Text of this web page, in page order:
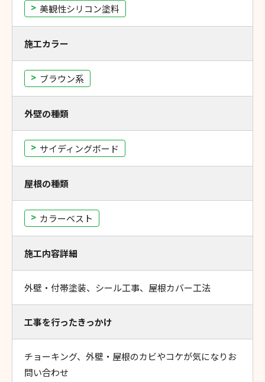
美観性シリコン塗料
施工カラー
ブラウン系
外壁の種類
サイディングボード
屋根の種類
カラーベスト
施工内容詳細
外壁・付帯塗装、シール工事、屋根カバー工法
工事を行ったきっかけ
チョーキング、外壁・屋根のカビやコケが気になりお
問い合わせ